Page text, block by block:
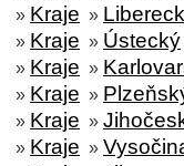
» Kraje »
» Kraje » Ústecký
» Kraje »
» Kraje »
» Kraje »
» Kraje »